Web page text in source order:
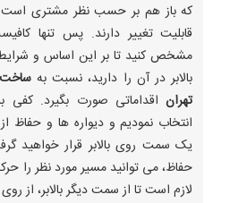
که باز هم بر حسب نظر مشتری است
قابلیت تغییر دارند. پس تنها
مشخص کنید تا بر این اساس و
بالابر در آن را دارید، نسبت بهساخت
تهراناقداماتی صورت بگیرد. کفی
انتخاب نمودیم و دیواره ها و حفاظ
یک سمت روی بالابر قرار
حفاظ، می توانید مسیر مورد نظر را
لازم است تا از سمت دیگر بالابر، از